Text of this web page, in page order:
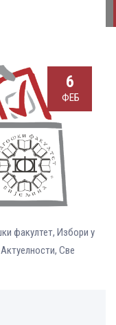
Милена Ивановић
6
ФЕБ
факултет, Избори у
, Све